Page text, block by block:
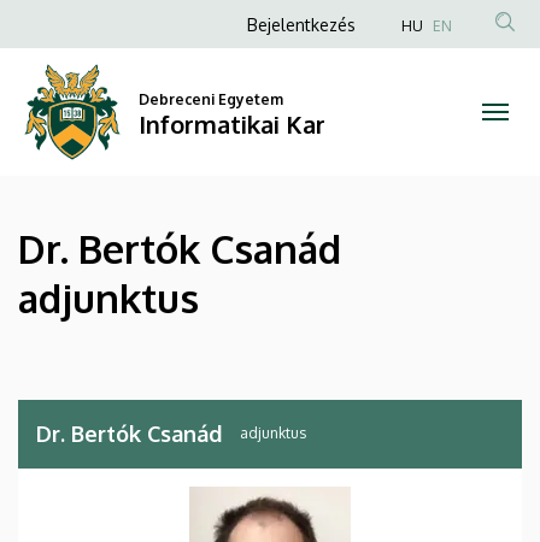
Bertók
Csanád
adjunktus
Informatikai
Kar
a
tartalomra
Anonim
fiók
menüje
Bejelentkezés HU EN
Debreceni Egyetem
Informatikai Kar
Dr. Bertók Csanád
adjunktus
Dr. Bertók Csanád adjunktus